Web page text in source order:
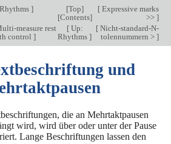
] [Top]
[Contents]
[Expressive marks
>> ]
measure rest
control ]
[Up:
Rhythms]
[Nicht-standard-N-
tolennummern > ]
und
die an Mehrtaktpausen
wird, wird über oder unter der Pause
Lange Beschriftungen lassen den